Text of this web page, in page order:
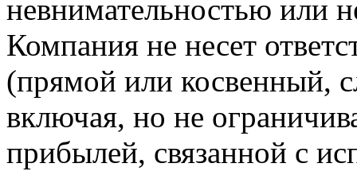
невнимательностью или
Компания не несет
(прямой или косвенный,
включая, но не
прибылей, связанной с